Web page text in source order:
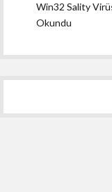
Win32 Sality
Okundu